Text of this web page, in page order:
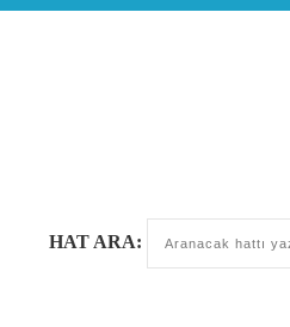
HAT ARA: